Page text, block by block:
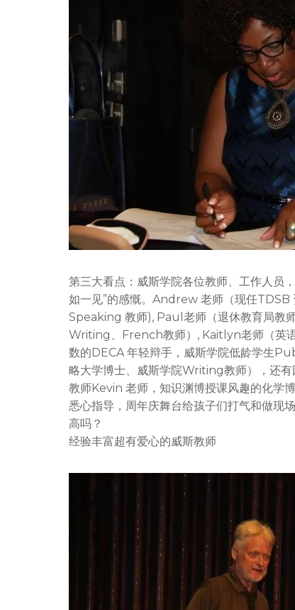
第三大看点：威斯学院各位教师、工作人员
如一见”的感慨。Andrew 老师（现任
Speaking 教师), Paul老师（退休教育局教
Writing、French教师）, Kaitlyn老师（英
数的DECA 年轻辩手，威斯学院低龄学生
略大学博士、威斯学院Writing教师），还
教师Kevin 老师，知识渊博授课风趣的化学
悉心指导，周年庆舞台给孩子们打气和做现
高吗？
经验丰富超有爱心的威斯教师